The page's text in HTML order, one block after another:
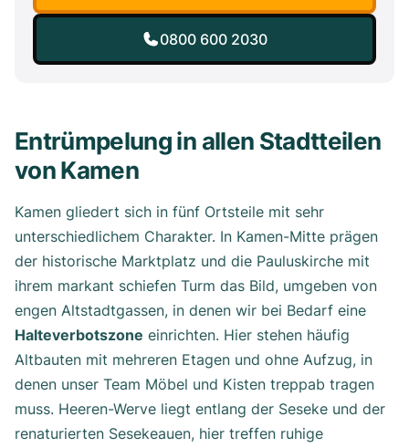
0800 600 2030
Entrümpelung in allen Stadtteilen
von Kamen
Kamen gliedert sich in fünf Ortsteile mit sehr
unterschiedlichem Charakter. In Kamen-Mitte prägen
der historische Marktplatz und die Pauluskirche mit
ihrem markant schiefen Turm das Bild, umgeben von
engen Altstadtgassen, in denen wir bei Bedarf eine
Halteverbotszone einrichten. Hier stehen häufig
Altbauten mit mehreren Etagen und ohne Aufzug, in
denen unser Team Möbel und Kisten treppab tragen
muss. Heeren-Werve liegt entlang der Seseke und der
renaturierten Sesekeauen, hier treffen ruhige